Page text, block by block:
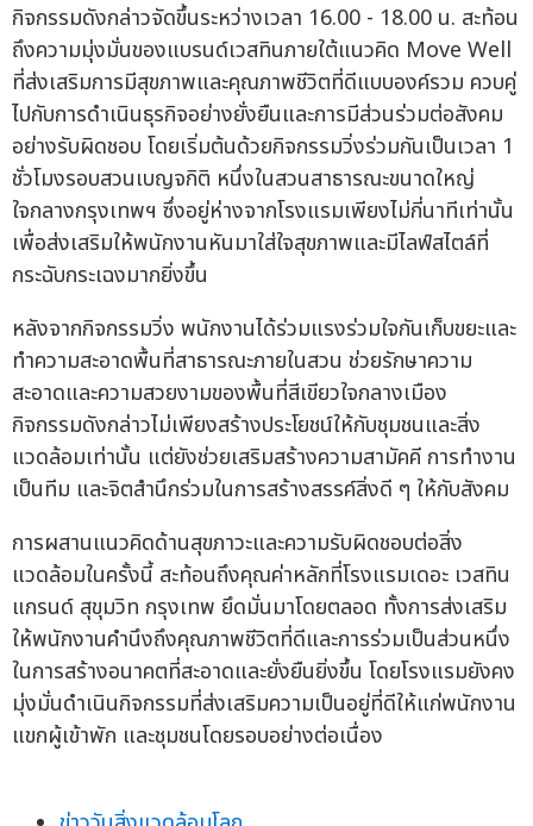
กิจกรรมดังกล่าวจัดขึ้นระหว่างเวลา 16.00 - 18.00 น. สะท้อน
ถึงความมุ่งมั่นของแบรนด์เวสทินภายใต้แนวคิด Move Well
ที่ส่งเสริมการมีสุขภาพและคุณภาพชีวิตที่ดีแบบองค์รวม ควบคู่
ไปกับการดำเนินธุรกิจอย่างยั่งยืนและการมีส่วนร่วมต่อสังคม
อย่างรับผิดชอบ โดยเริ่มต้นด้วยกิจกรรมวิ่งร่วมกันเป็นเวลา 1
ชั่วโมงรอบสวนเบญจกิติ หนึ่งในสวนสาธารณะขนาดใหญ่
ใจกลางกรุงเทพฯ ซึ่งอยู่ห่างจากโรงแรมเพียงไม่กี่นาทีเท่านั้น
เพื่อส่งเสริมให้พนักงานหันมาใส่ใจสุขภาพและมีไลฟ์สไตล์ที่
กระฉับกระเฉงมากยิ่งขึ้น
หลังจากกิจกรรมวิ่ง พนักงานได้ร่วมแรงร่วมใจกันเก็บขยะและ
ทำความสะอาดพื้นที่สาธารณะภายในสวน ช่วยรักษาความ
สะอาดและความสวยงามของพื้นที่สีเขียวใจกลางเมือง
กิจกรรมดังกล่าวไม่เพียงสร้างประโยชน์ให้กับชุมชนและสิ่ง
แวดล้อมเท่านั้น แต่ยังช่วยเสริมสร้างความสามัคคี การทำงาน
เป็นทีม และจิตสำนึกร่วมในการสร้างสรรค์สิ่งดี ๆ ให้กับสังคม
การผสานแนวคิดด้านสุขภาวะและความรับผิดชอบต่อสิ่ง
แวดล้อมในครั้งนี้ สะท้อนถึงคุณค่าหลักที่โรงแรมเดอะ เวสทิน
แกรนด์ สุขุมวิท กรุงเทพ ยึดมั่นมาโดยตลอด ทั้งการส่งเสริม
ให้พนักงานคำนึงถึงคุณภาพชีวิตที่ดีและการร่วมเป็นส่วนหนึ่ง
ในการสร้างอนาคตที่สะอาดและยั่งยืนยิ่งขึ้น โดยโรงแรมยังคง
มุ่งมั่นดำเนินกิจกรรมที่ส่งเสริมความเป็นอยู่ที่ดีให้แก่พนักงาน
แขกผู้เข้าพัก และชุมชนโดยรอบอย่างต่อเนื่อง